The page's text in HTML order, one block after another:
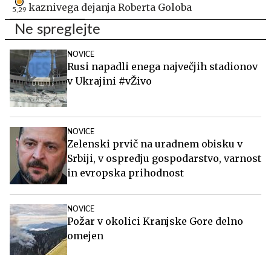
5,29 kaznivega dejanja Roberta Goloba
Ne spreglejte
NOVICE
Rusi napadli enega največjih stadionov
v Ukrajini #vŽivo
NOVICE
Zelenski prvič na uradnem obisku v
Srbiji, v ospredju gospodarstvo, varnost
in evropska prihodnost
NOVICE
Požar v okolici Kranjske Gore delno
omejen